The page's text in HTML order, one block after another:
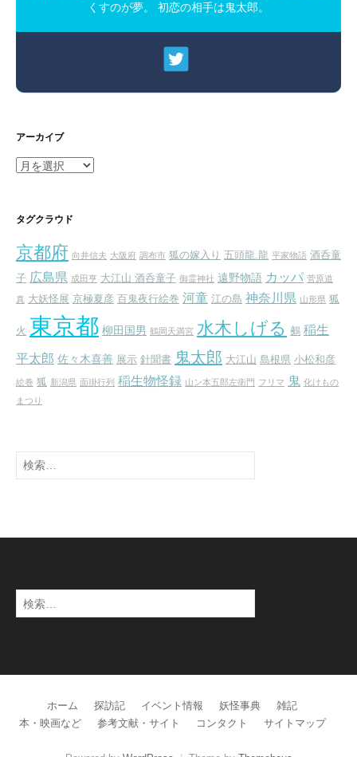
くすのが夢。 初恋の相手は鬼太郎。
アーカイブ
ア
イ
タグクラウド
京都府 向井信夫 大阪府 調布市 狐の嫁入り 五頭龍.龍 平家物語 酒呑童
子 広島県 成田亨 大江山 酒呑童子 御霊神社 遠野物語 カッパ 菅原道
真 大妖怪展 京極夏彦 百鬼夜行絵巻 河童 江の島 神奈川県 山形県 狐
火 東京都 柳田国男 鶴岡天満宮 水木しげる 鵺 稲生
平太郎 佐々木喜善 展示 針聞書 鬼太郎 大江山 島根県 小松和彦
絵巻 狐 新潟県 面掛行列 稲生物怪録 山ン本五郎左衛門 フリマ 鬼 化けもの
まつり
検
索:
検
索:
ホーム 探訪記 イベント情報 妖怪事典
雑記
本・映画など
参考文献・サイト コンタクト サイトマップ